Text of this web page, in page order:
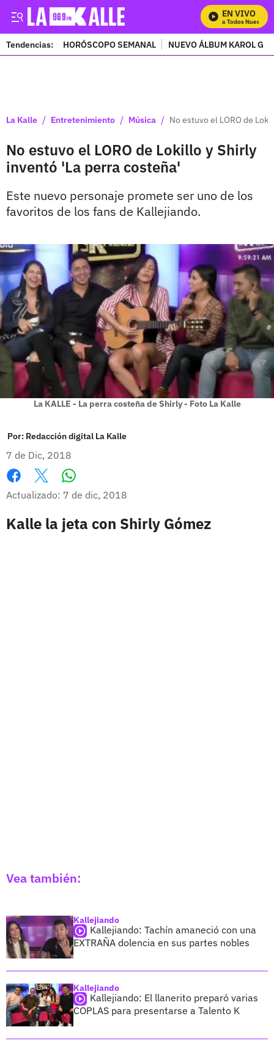
EN VIVO
Mira Todos Nuestros
Tendencias: HORÓSCOPO SEMANAL NUEVO ÁLBUM KAROL G
La Kalle / Entretenimiento / Música / No estuvo el LORO de
No estuvo el LORO de Lokillo y Shirly
inventó 'La perra costeña'
Este nuevo personaje promete ser uno de los
favoritos de los fans de Kallejiando.
La KALLE - La perra costeña de Shirly - Foto La Kalle
Por: Redacción digital La Kalle
7 de Dic, 2018
Facebook
X
Actualizado: 7 de dic, 2018
Kalle la jeta con Shirly Gómez
Vea también:
Kallejiando
Kallejiando: Tachín amaneció con una
EXTRAÑA dolencia en sus partes nobles
Kallejiando
Kallejiando: El llanerito preparó varias
COPLAS para presentarse a Talento K